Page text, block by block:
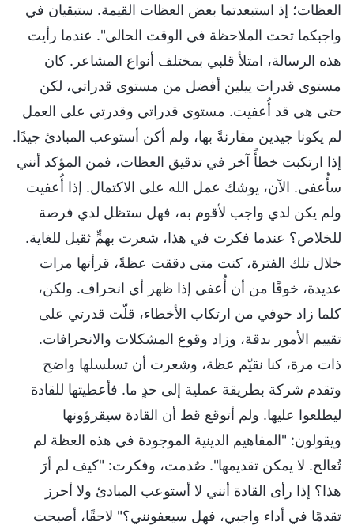
العظات؛ إذ استبعدتما بعض العظات القيمة. ستبقيان في
واجبكما تحت الملاحظة في الوقت الحالي". عندما رأيت
هذه الرسالة، امتلأ قلبي بمختلف أنواع المشاعر. كان
مستوى قدرات ييلين أفضل من مستوى قدراتي، لكن
حتى هي قد أُعفيت. مستوى قدراتي وقدرتي على العمل
لم يكونا جيدين مقارنةً بها، ولم أكن أستوعب المبادئ جيدًا.
إذا ارتكبت خطأً آخر في تدقيق العظات، فمن المؤكد أنني
سأُعفى. الآن، يوشك عمل الله على الاكتمال. إذا أُعفيت
ولم يكن لدي واجب لأقوم به، فهل ستظل لدي فرصة
للخلاص؟ عندما فكرت في هذا، شعرت بهمٍّ ثقيل للغاية.
خلال تلك الفترة، كنت متى دققت عظةً، قرأتها مرات
عديدة، خوفًا من أن أُعفى إذا ظهر أي انحراف. ولكن،
كلما زاد خوفي من ارتكاب الأخطاء، قلّت قدرتي على
تقييم الأمور بدقة، وزاد وقوع المشكلات والانحرافات.
ذات مرة، كنا نقيّم عظة، وشعرت أن تسلسلها واضح
وتقدم شركة بطريقة عملية إلى حدٍ ما. فأعطيتها للقادة
ليطلعوا عليها. ولم أتوقع قط أن القادة سيقرؤونها
ويقولون: "المفاهيم الدينية الموجودة في هذه العظة لم
تُعالج. لا يمكن تقديمها". صُدمت، وفكرت: "كيف لم أرَ
هذا؟ إذا رأى القادة أنني لا أستوعب المبادئ ولا أحرز
تقدمًا في أداء واجبي، فهل سيعفونني؟" لاحقًا، أصبحت